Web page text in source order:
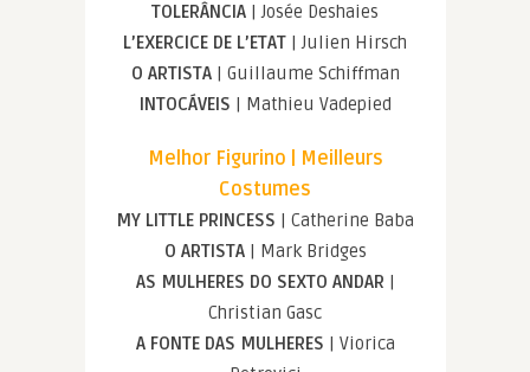
TOLERÂNCIA | Josée Deshaies
L’EXERCICE DE L’ETAT | Julien Hirsch
O ARTISTA| Guillaume Schiffman
INTOCÁVEIS | Mathieu Vadepied
Melhor Figurino | Meilleurs
Costumes
MY LITTLE PRINCESS | Catherine Baba
O ARTISTA| Mark Bridges
AS MULHERES DO SEXTO ANDAR |
Christian Gasc
A FONTE DAS MULHERES | Viorica